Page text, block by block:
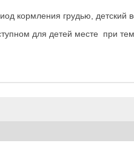
кормления грудью, детский
для детей месте при